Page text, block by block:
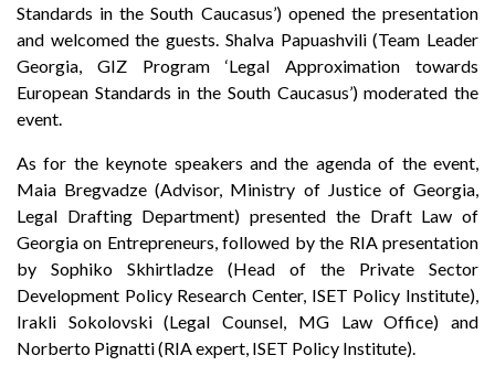
Standards in the South Caucasus’) opened the presentation
and welcomed the guests. Shalva Papuashvili (Team Leader
Georgia, GIZ Program ‘Legal Approximation towards
European Standards in the South Caucasus’) moderated the
event.
As for the keynote speakers and the agenda of the event,
Maia Bregvadze (Advisor, Ministry of Justice of Georgia,
Legal Drafting Department) presented the Draft Law of
Georgia on Entrepreneurs, followed by the RIA presentation
by Sophiko Skhirtladze (Head of the Private Sector
Development Policy Research Center, ISET Policy Institute),
Irakli Sokolovski (Legal Counsel, MG Law Office) and
Norberto Pignatti (RIA expert, ISET Policy Institute).